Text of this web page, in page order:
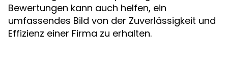
Bewertungen kann auch helfen, ein
umfassendes Bild von der Zuverlässigkeit und
Effizienz einer Firma zu erhalten.